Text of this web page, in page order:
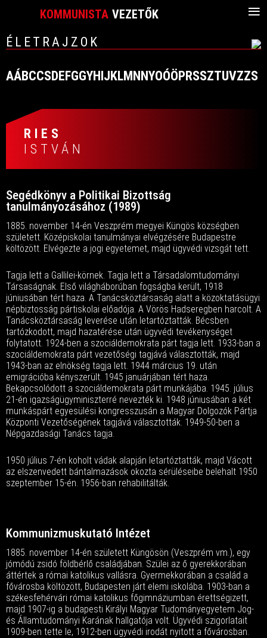
KOMMUNISTA VEZETŐK ≡
ÉLETRAJZOK
AÁBCCSDEFGGYHIJKLMNNYOÓÖPRSSZTUVZZS
RIES
ISTVÁN
Segédkönyv a Politikai Bizottság
tanulmányozásához (1989)
1885. november 14-én Veszprém megyei Küngös községben
született. Középiskolai tanulmányai elvégzésére Budapestre
költözött. Elvégezte a jogi egyetemet, majd ügyvédi vizsgát tett.
Tagja lett a Gallilei-körnek. Tagja lett a Társadalomtudományi
Társaságnak. Első világháborúban fogságba került, 1918
júniusában tért haza. A Tanácsköztársaság alatt a közoktatásügyi
népbiztosság pártiskolai előadója. A Vörös Hadseregben harcolt. A
Tanácsköztársaság leverése után letartóztatták. Bécsben
tartózkodott, majd hazatérése után ügyvédi tevékenységet
folytatott. 1924-ben a szociáldemokrata párt tagja lett. 1933-ban a
szociáldemokrata párt vezetőségi tagjává választották, majd
1943-ban az elnökség tagja lett. 1944 március 19. után
emigrációba kényszerült. 1945 januárjában tért haza.
Bekapcsolódott a szociáldemokrata párt munkájába. 1945. július
21-én igazságügyminiszterré nevezték ki. 1948 júniusában a két
munkáspárt egyesülési kongresszusán a Magyar Dolgozók Pártja
Központi Vezetőségének tagjává választották. 1949-50-ben a
Népgazdasági Tanács tagja.
1950 július 7-én koholt vádak alapján letartóztatták, majd Vácott
az elszenvedett bántalmazások okozta sérüléseibe belehalt 1950
szeptember 15-én. 1956-ban rehabilitálták.
Kommunizmuskutató Intézet
1885. november 14-én született Küngösön (Veszprém vm.), egy
jómódú zsidó földbérlő családjában. Szülei az ő gyerekkorában
áttértek a római katolikus vallásra. Gyermekkorában a család a
fővárosba költözött, Budapesten járt elemi iskolába. 1903-ban a
székesfehérvári római katolikus főgimnáziumban érettségizett,
majd 1907-ig a budapesti Királyi Magyar Tudományegyetem Jog-
és Államtudományi Karának hallgatója volt. Ügyvédi szigorlatait
1909-ben tette le, 1912-ben ügyvédi irodát nyitott a fővárosban.